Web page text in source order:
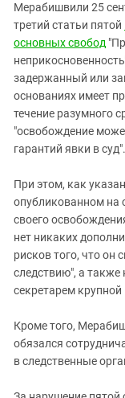
Мерабишвили 25
третий статьи пятой
основных свобод
задержанный или
основаниях имеет
течение разумного
"освобождение
гарантий явки в суд".
При этом, как
опубликованном на
своего
нет никаких
рисков того, что он
следствию", а также
секретарем крупной
Кроме того,
обязался
в следственные